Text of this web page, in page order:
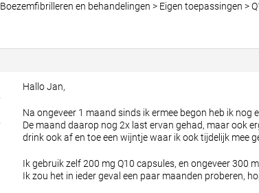
Boezemfibrilleren en behandelingen > Eigen toepassingen >
Hallo Jan,
Na ongeveer 1 maand sinds ik ermee begon heb ik
De maand daarop nog 2x last ervan gehad, maar ook
drink ook af en toe een wijntje waar ik ook tijdelijk mee
Ik gebruik zelf 200 mg Q10 capsules, en ongeveer 300
Ik zou het in ieder geval een paar maanden proberen,